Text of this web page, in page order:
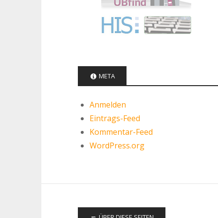
META
Anmelden
Eintrags-Feed
Kommentar-Feed
WordPress.org